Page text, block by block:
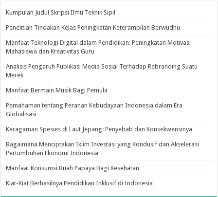
Kumpulan Judul Skripsi Ilmu Teknik Sipil
Penelitian Tindakan Kelas Peningkatan Keterampilan Berwudhu
Manfaat Teknologi Digital dalam Pendidikan: Peningkatan Motivasi
Mahasiswa dan Kreativitas Guru
Analisis Pengaruh Publikasi Media Sosial Terhadap Rebranding Suatu
Merek
Manfaat Bermain Musik Bagi Pemula
Pemahaman tentang Peranan Kebudayaan Indonesia dalam Era
Globalisasi
Keragaman Spesies di Laut Jepang: Penyebab dan Konsekwensinya
Bagaimana Menciptakan Iklim Investasi yang Kondusif dan Akselerasi
Pertumbuhan Ekonomi Indonesia
Manfaat Konsumsi Buah Papaya Bagi Kesehatan
Kiat-Kiat Berhasilnya Pendidikan Inklusif di Indonesia